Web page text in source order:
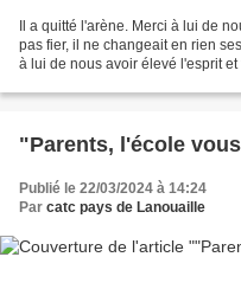
Il a quitté l'arène. Merci à lui de
pas fier, il ne changeait en rien
à lui de nous avoir élevé l'esprit
"Parents, l'école
Publié le 22/03/2024 à 14:24
Par catc pays de Lanouaille